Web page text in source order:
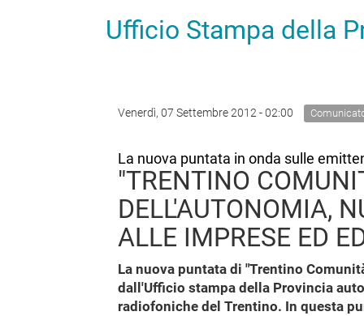
Ufficio Stampa della
Venerdì, 07 Settembre 2012 - 02:00
La nuova puntata in onda sulle
"TRENTINO
DELL'AUTONOMIA,
ALLE IMPRESE ED
La nuova puntata di "Trentino
dall'Ufficio stampa della Provincia
radiofoniche del Trentino. In questa